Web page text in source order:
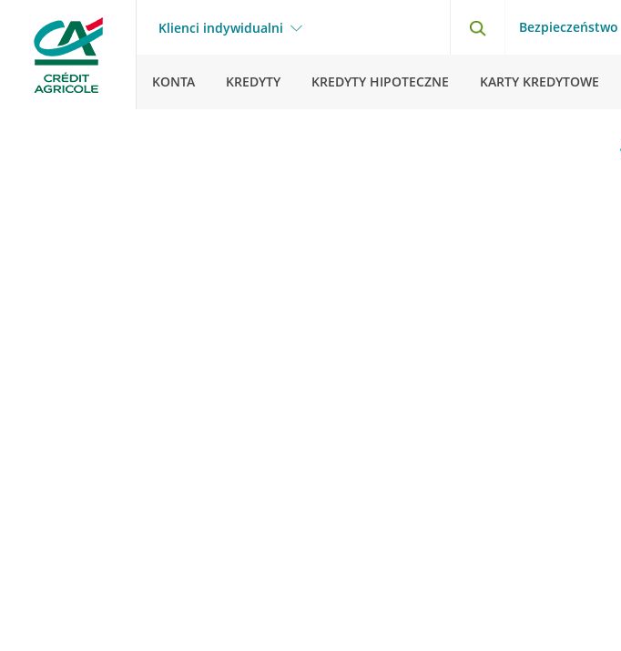
Klienci indywidualni Bezpieczeństwo
KONTA KREDYTY KREDYTY HIPOTECZNE KARTY KREDYTOWE